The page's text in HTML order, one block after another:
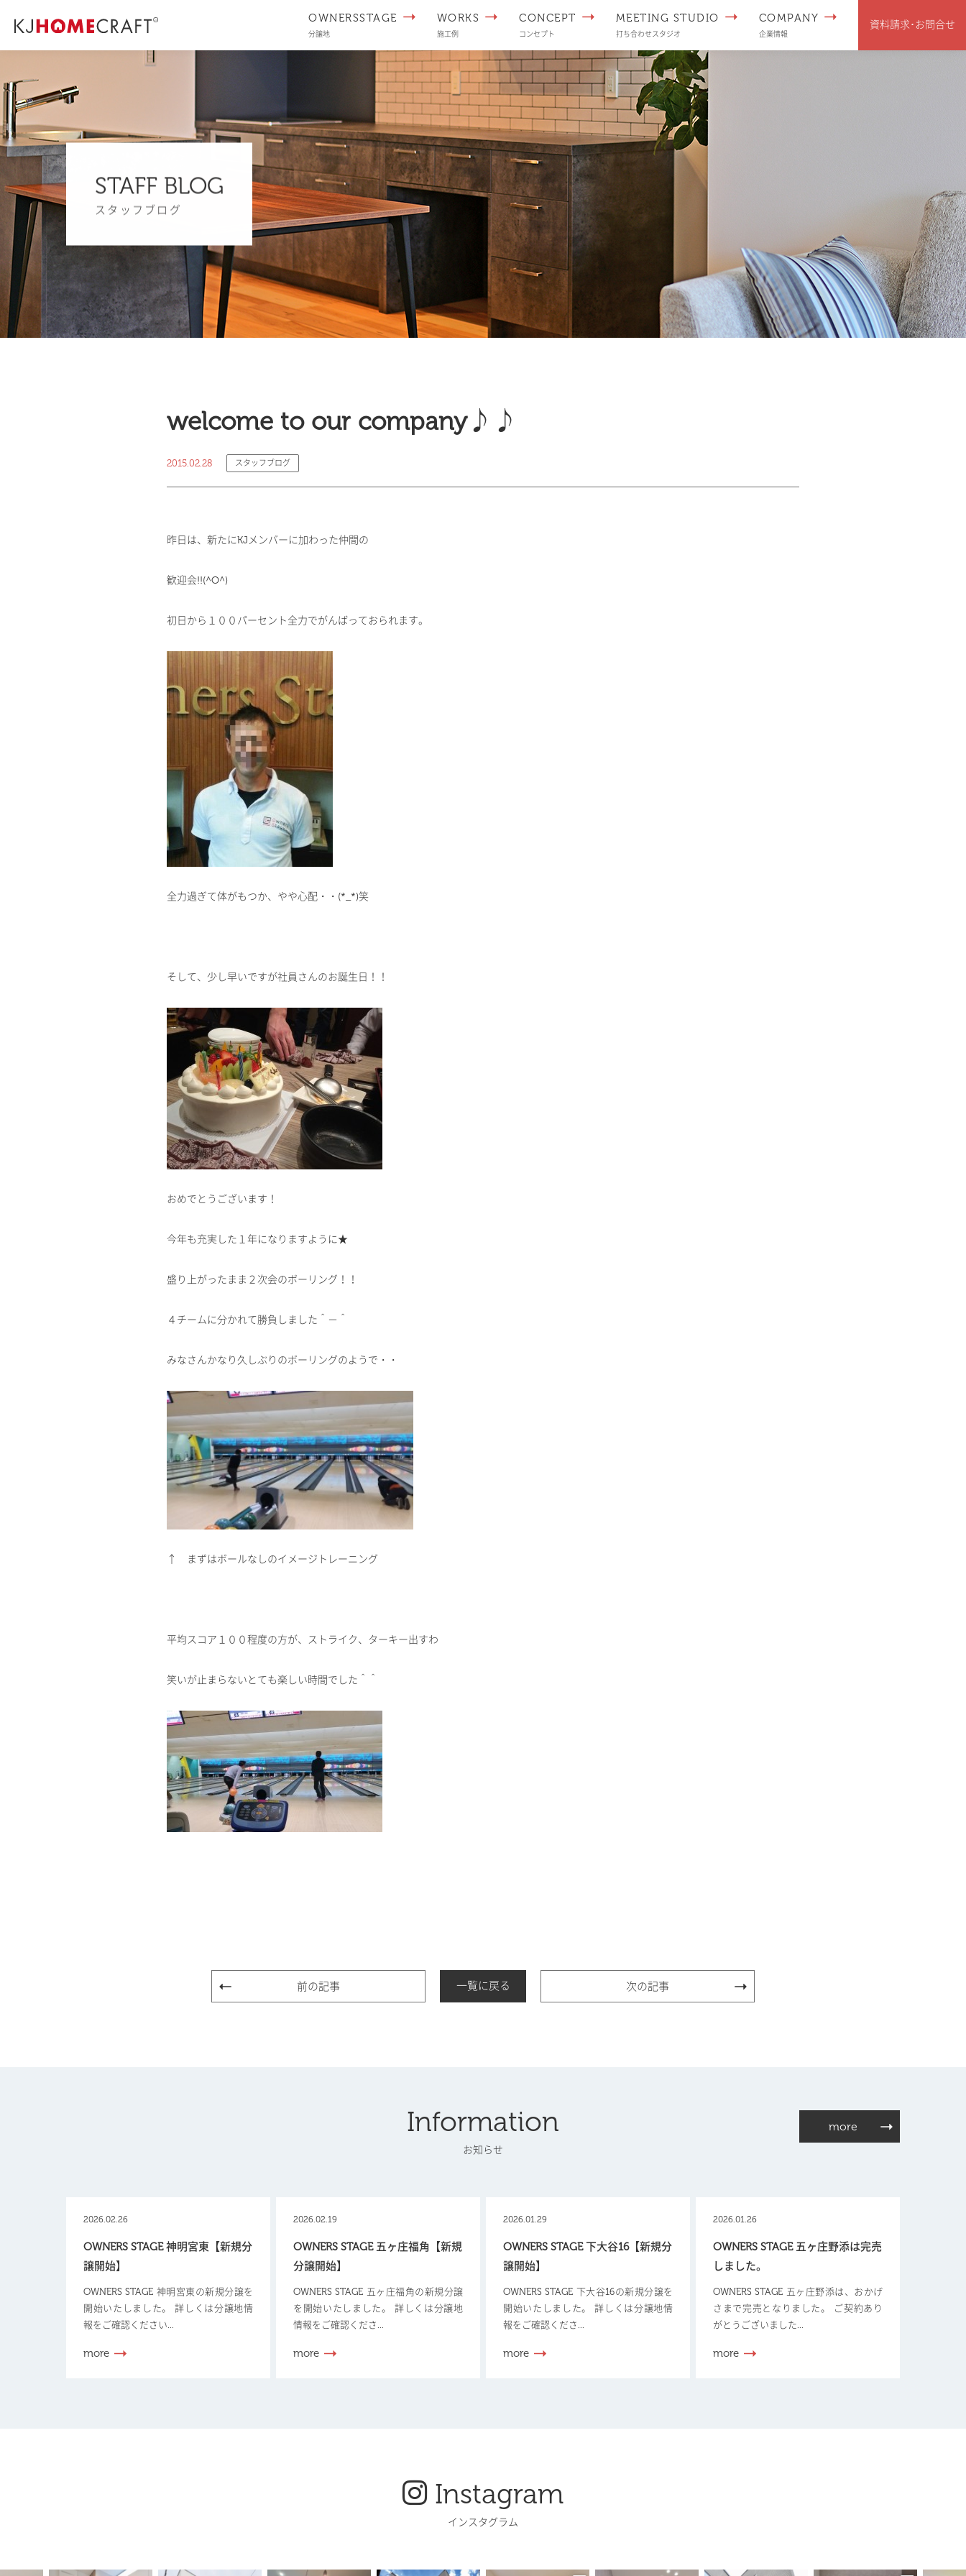
OWNERSSTAGE
分譲地
WORKS
施工例
CONCEPT
コンセプト
MEETING STUDIO
打ち合わせスタジオ
COMPANY
企業情報
資料請求･お問合せ
STAFF BLOG
スタッフブログ
welcome to our company♪♪
2015.02.28 スタッフブログ
昨日は、新たにKJメンバーに加わった仲間の
歓迎会!!(^O^)
初日から１００パーセント全力でがんばっておられます。
全力過ぎて体がもつか、やや心配・・(*_*)笑
そして、少し早いですが社員さんのお誕生日！！
おめでとうございます！
今年も充実した１年になりますように★
盛り上がったまま２次会のボーリング！！
４チームに分かれて勝負しました＾－＾
みなさんかなり久しぶりのボーリングのようで・・
↑ まずはボールなしのイメージトレーニング
平均スコア１００程度の方が、ストライク、ターキー出すわ
笑いが止まらないとても楽しい時間でした＾＾
前の記事 一覧に戻る 次の記事
Information
お知らせ
2026.02.26
OWNERS STAGE 神明宮東【新規分
譲開始】
OWNERS STAGE 神明宮東の新規分譲を
開始いたしました。 詳しくは分譲地情
報をご確認ください...
more
2026.02.19
OWNERS STAGE 五ヶ庄福角【新規
分譲開始】
OWNERS STAGE 五ヶ庄福角の新規分譲
を開始いたしました。 詳しくは分譲地
情報をご確認くださ...
more
2026.01.29
OWNERS STAGE 下大谷16【新規分
譲開始】
OWNERS STAGE 下大谷16の新規分譲を
開始いたしました。 詳しくは分譲地情
報をご確認くださ...
more
2026.01.26
OWNERS STAGE 五ヶ庄野添は完売
しました。
OWNERS STAGE 五ヶ庄野添は、おかげ
さまで完売となりました。 ご契約あり
がとうございました...
more
more
Instagram
インスタグラム